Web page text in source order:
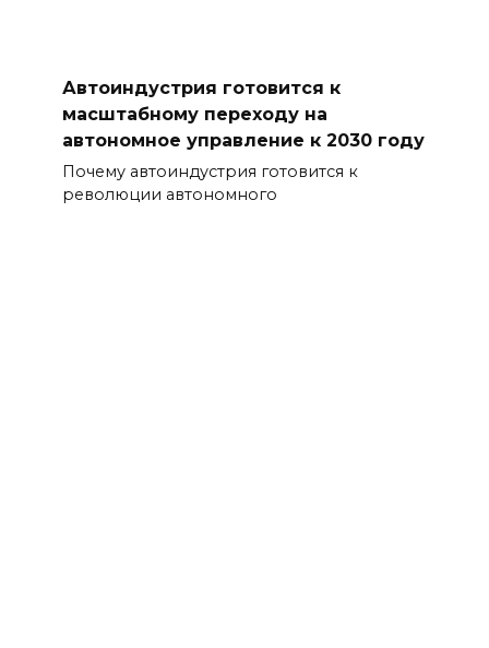
Автоиндустрия готовится к
масштабному переходу на
автономное управление к 2030 году
Почему автоиндустрия готовится к
революции автономного